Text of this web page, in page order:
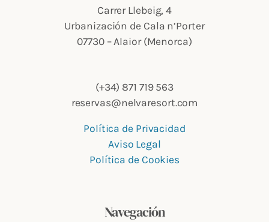
Carrer Llebeig, 4
Urbanización de Cala n’Porter
07730 – Alaior (Menorca)
(+34) 871 719 563
reservas@nelvaresort.com
Política de Privacidad
Aviso Legal
Política de Cookies
Navegación